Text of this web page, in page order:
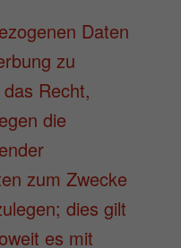
Daten
zu
Recht,
die
zum Zwecke
dies gilt
es mit